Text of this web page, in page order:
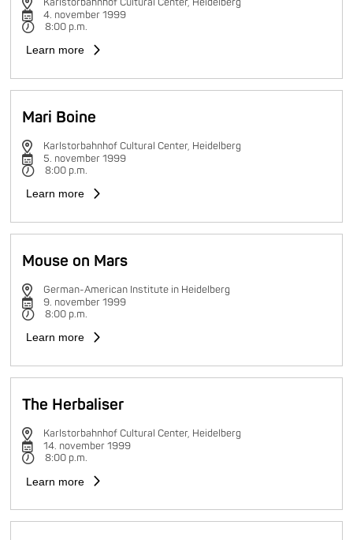
4. november 1999
8:00 p.m.
Learn more
Mari Boine
Karlstorbahnhof Cultural Center, Heidelberg
5. november 1999
8:00 p.m.
Learn more
Mouse on Mars
German-American Institute in Heidelberg
9. november 1999
8:00 p.m.
Learn more
The Herbaliser
Karlstorbahnhof Cultural Center, Heidelberg
14. november 1999
8:00 p.m.
Learn more